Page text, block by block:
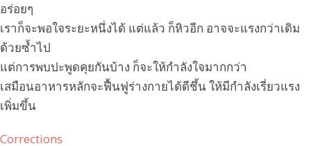
อร่อยๆ
เราก็จะพอใจระยะหนึ่งได้ แต่แล้ว ก็หิวอีก อาจจะแรงกว่าเดิม
ด้วยซ้ำไป
แต่การพบปะพูดคุยกันบ้าง ก็จะให้กำลังใจมากกว่า
เสมือนอาหารหลักจะฟื้นฟูร่างกายได้ดีชึ้น ให้มีกำลังเรี่ยวแรง
เพิ่มขึ้น
Corrections